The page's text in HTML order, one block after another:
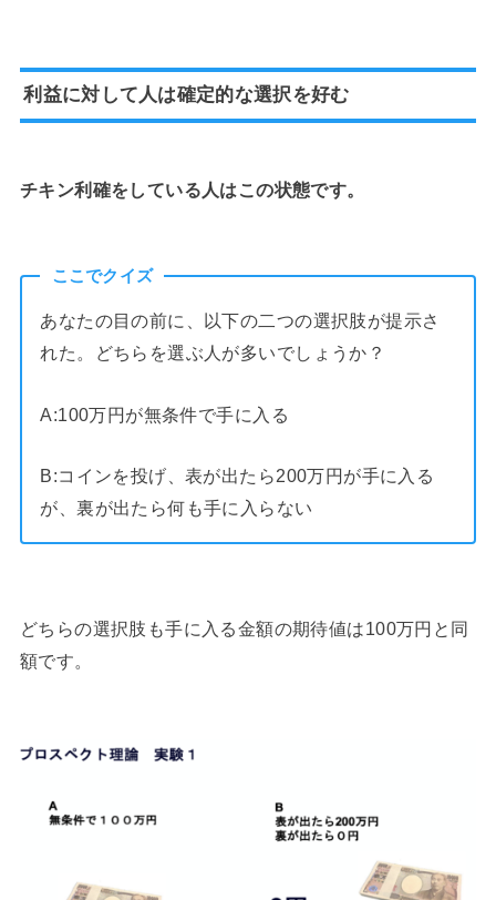
利益に対して人は確定的な選択を好む
チキン利確をしている人はこの状態です。
ここでクイズ
あなたの目の前に、以下の二つの選択肢が提示さ
れた。どちらを選ぶ人が多いでしょうか？
A:100万円が無条件で手に入る
B:コインを投げ、表が出たら200万円が手に入る
が、裏が出たら何も手に入らない
どちらの選択肢も手に入る金額の期待値は100万円と同
額です。